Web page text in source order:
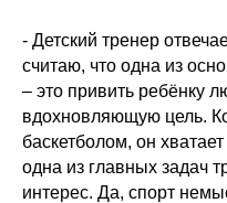
- Детский тренер
считаю, что одна из
– это привить ребёнку
вдохновляющую цель.
баскетболом, он
одна из главных задач
интерес. Да, спорт